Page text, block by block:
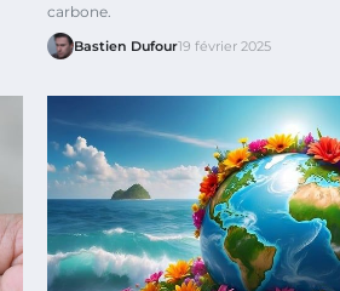
carbone.
Bastien Dufour19 février 2025